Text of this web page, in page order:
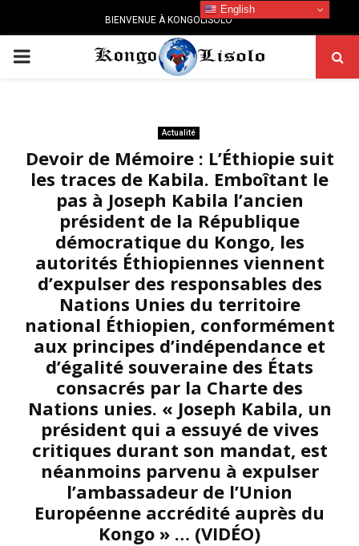
BIENVENUE À KONGOLISOLO
PRIMARY
Actualité
Devoir de Mémoire : L’Éthiopie suit
les traces de Kabila. Emboîtant le
pas à Joseph Kabila l’ancien
président de la République
démocratique du Kongo, les
autorités Éthiopiennes viennent
d’expulser des responsables des
Nations Unies du territoire
national Éthiopien, conformément
aux principes d’indépendance et
d’égalité souveraine des États
consacrés par la Charte des
Nations unies. « Joseph Kabila, un
président qui a essuyé de vives
critiques durant son mandat, est
néanmoins parvenu à expulser
l’ambassadeur de l’Union
Européenne accrédité auprès du
Kongo » … (VIDÉO)
English